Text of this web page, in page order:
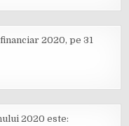
2020, pe 31
2020 este: